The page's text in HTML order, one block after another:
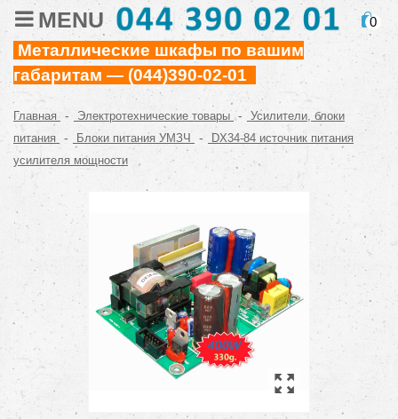
MENU 0
Металлические шкафы по вашим
габаритам — (044)390-02-01
Главная - Электротехнические товары -
Усилители, блоки
питания - Блоки питания УМЗЧ -
DX34-84 источник питания
усилителя мощности